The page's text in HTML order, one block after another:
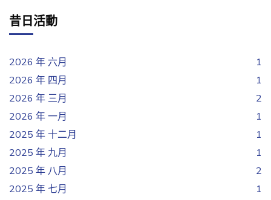
昔日活動
2026 年 六月
1
2026 年 四月
1
2026 年 三月
2
2026 年 一月
1
2025 年 十二月
1
2025 年 九月
1
2025 年 八月
2
2025 年 七月
1